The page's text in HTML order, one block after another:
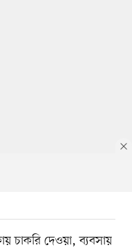
চাকরি দেওয়া, ব্যবসায়